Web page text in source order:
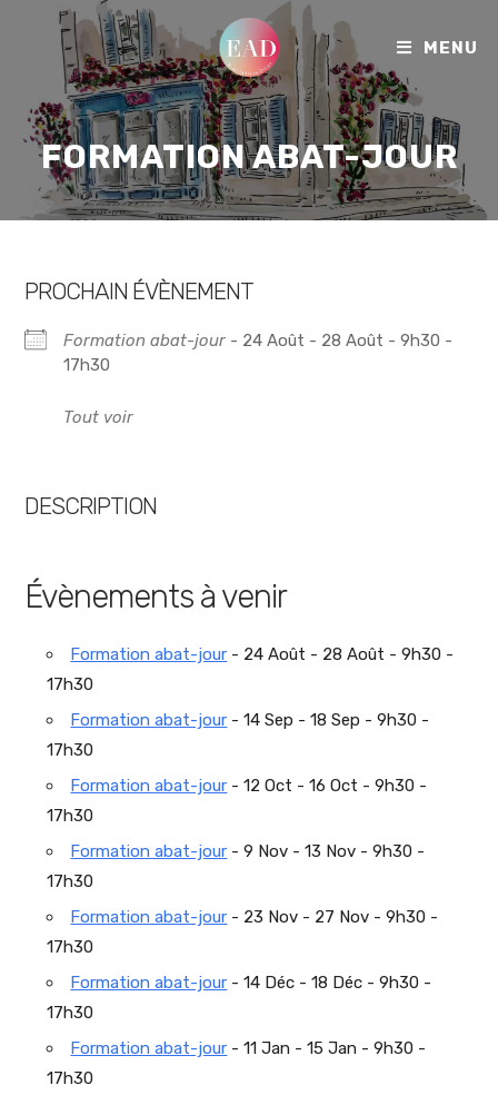
MENU
FORMATION ABAT-JOUR
PROCHAIN ÉVÈNEMENT
Formation abat-jour - 24 Août - 28 Août - 9h30 -
17h30
Tout voir
DESCRIPTION
Évènements à venir
Formation abat-jour - 24 Août - 28 Août - 9h30 -
17h30
Formation abat-jour - 14 Sep - 18 Sep - 9h30 -
17h30
Formation abat-jour - 12 Oct - 16 Oct - 9h30 -
17h30
Formation abat-jour - 9 Nov - 13 Nov - 9h30 -
17h30
Formation abat-jour - 23 Nov - 27 Nov - 9h30 -
17h30
Formation abat-jour - 14 Déc - 18 Déc - 9h30 -
17h30
Formation abat-jour - 11 Jan - 15 Jan - 9h30 -
17h30